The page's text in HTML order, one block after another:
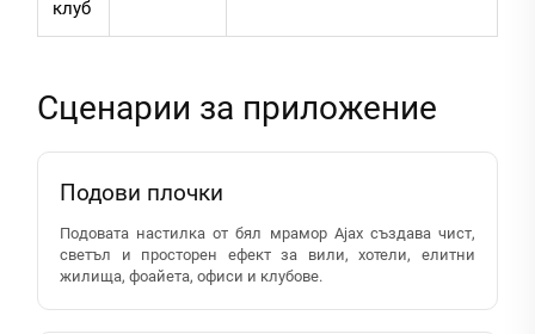
клуб
Сценарии за приложение
Подови плочки
Подовата настилка от бял мрамор Ajax създава чист,
светъл и просторен ефект за вили, хотели, елитни
жилища, фоайета, офиси и клубове.